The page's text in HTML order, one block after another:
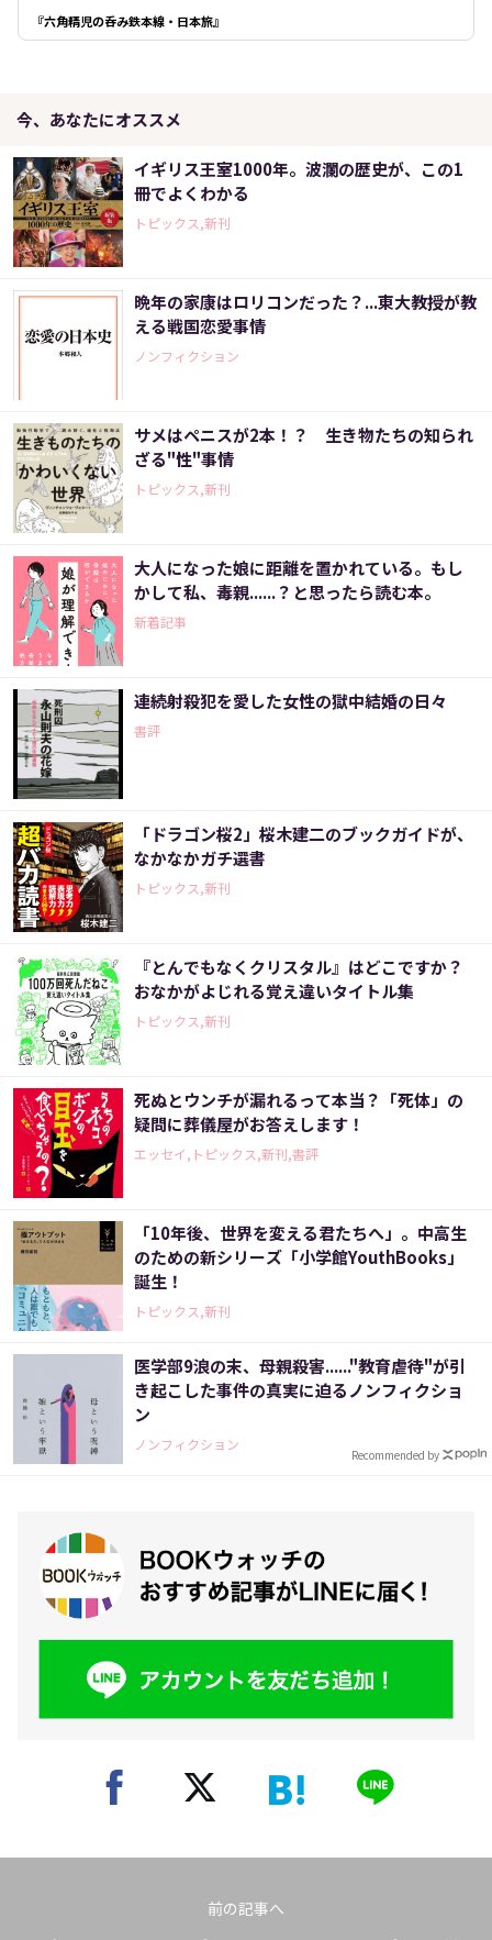
『六角精児の呑み鉄本線・日本旅』
今、あなたにオススメ
イギリス王室1000年。波瀾の歴史が、この1
冊でよくわかる
トピックス,新刊
晩年の家康はロリコンだった？...東大教授が教
える戦国恋愛事情
ノンフィクション
サメはペニスが2本！？ 生き物たちの知られ
ざる"性"事情
トピックス,新刊
大人になった娘に距離を置かれている。もし
かして私、毒親......？と思ったら読む本。
新着記事
連続射殺犯を愛した女性の獄中結婚の日々
書評
「ドラゴン桜2」桜木建二のブックガイドが、
なかなかガチ選書
トピックス,新刊
『とんでもなくクリスタル』はどこですか？
おなかがよじれる覚え違いタイトル集
トピックス,新刊
死ぬとウンチが漏れるって本当？「死体」の
疑問に葬儀屋がお答えします！
エッセイ,トピックス,新刊,書評
「10年後、世界を変える君たちへ」。中高生
のための新シリーズ「小学館YouthBooks」
誕生！
トピックス,新刊
医学部9浪の末、母親殺害......"教育虐待"が引
き起こした事件の真実に迫るノンフィクショ
ン
ノンフィクション
Recommended by
前の記事へ